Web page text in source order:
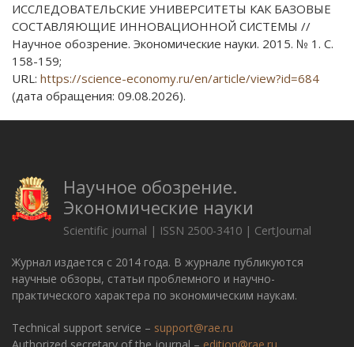
ИССЛЕДОВАТЕЛЬСКИЕ УНИВЕРСИТЕТЫ КАК БАЗОВЫЕ
СОСТАВЛЯЮЩИЕ ИННОВАЦИОННОЙ СИСТЕМЫ //
Научное обозрение. Экономические науки. 2015. № 1. С.
158-159;
URL: https://science-economy.ru/en/article/view?id=684
(дата обращения: 09.08.2026).
Научное обозрение.
Экономические науки
Scientific journal | ISSN 2500-3410 | CertJournal
Журнал издается с 2014 года. В журнале публикуются
научные обзоры, статьи проблемного и научно-
практического характера по экономическим наукам.
Technical support service – support@rae.ru